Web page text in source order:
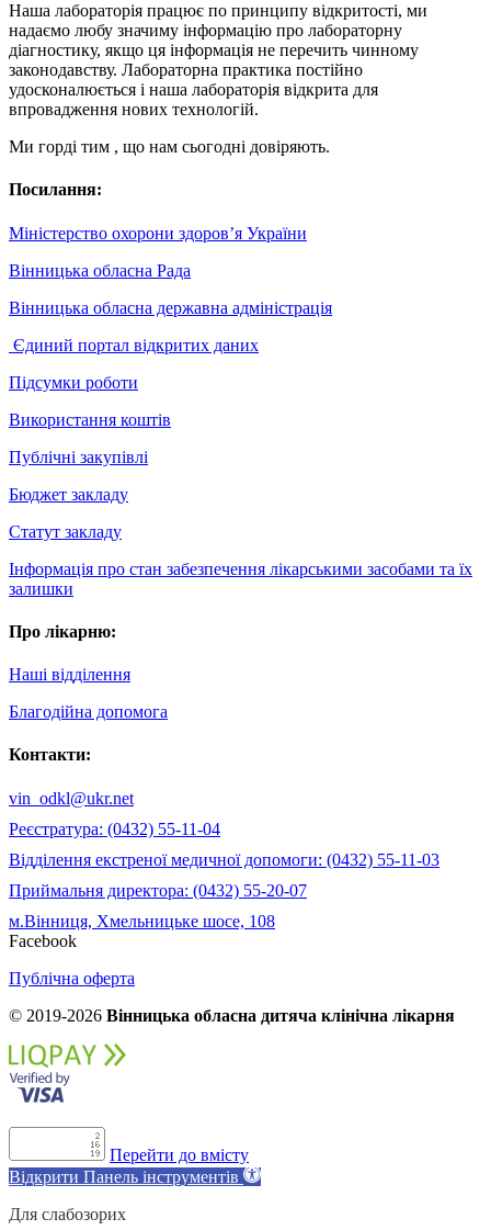
Наша лабораторія працює по принципу відкритості, ми
надаємо любу значиму інформацію про лабораторну
діагностику, якщо ця інформація не перечить чинному
законодавству. Лабораторна практика постійно
удосконалюється і наша лабораторія відкрита для
впровадження нових технологій.
Ми горді тим , що нам сьогодні довіряють.
Посилання:
Міністерство охорони здоров’я України
Вінницька обласна Рада
Вінницька обласна державна адміністрація
Єдиний портал відкритих даних
Підсумки роботи
Використання коштів
Публічні закупівлі
Бюджет закладу
Статут закладу
Інформація про стан забезпечення лікарськими засобами та їх
залишки
Про лікарню:
Наші відділення
Благодійна допомога
Контакти:
vin_odkl@ukr.net
Реєстратура: (0432) 55-11-04
Відділення екстреної медичної допомоги: (0432) 55-11-03
Приймальня директора: (0432) 55-20-07
м.Вінниця, Хмельницьке шосе, 108
Facebook
Публічна оферта
© 2019-2026 Вінницька обласна дитяча клінічна лікарня
Перейти до вмісту
Відкрити Панель інструментів
Для слабозорих